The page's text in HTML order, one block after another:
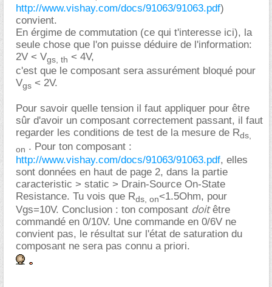
http://www.vishay.com/docs/91063/91063.pdf)
convient.
En érgime de commutation (ce qui t'interesse ici), la
seule chose que l'on puisse déduire de l'information:
2V < Vgs, th < 4V,
c'est que le composant sera assurément bloqué pour
Vgs < 2V.
Pour savoir quelle tension il faut appliquer pour être
sûr d'avoir un composant correctement passant, il faut
regarder les conditions de test de la mesure de Rds,
on . Pour ton composant :
http://www.vishay.com/docs/91063/91063.pdf, elles
sont données en haut de page 2, dans la partie
caracteristic > static > Drain-Source On-State
Resistance. Tu vois que Rds, on<1.5Ohm, pour
Vgs=10V. Conclusion : ton composant doitêtre
commandé en 0/10V. Une commande en 0/6V ne
convient pas, le résultat sur l'état de saturation du
composant ne sera pas connu a priori.